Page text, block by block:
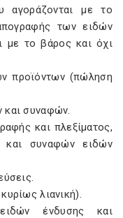
αγοράζονται με το
των ειδών
με το βάρος και όχι
προϊόντων (πώληση
και συναφών.
και πλεξίματος,
και συναφών ειδών
λιανική).
ένδυσης και